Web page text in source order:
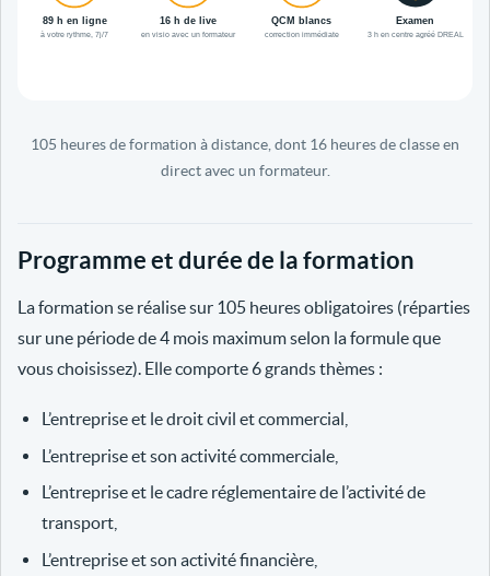
105 heures de formation à distance, dont 16 heures de classe en
direct avec un formateur.
Programme et durée de la formation
La formation se réalise sur 105 heures obligatoires (réparties
sur une période de 4 mois maximum selon la formule que
vous choisissez). Elle comporte 6 grands thèmes :
L’entreprise et le droit civil et commercial,
L’entreprise et son activité commerciale,
L’entreprise et le cadre réglementaire de l’activité de
transport,
L’entreprise et son activité financière,